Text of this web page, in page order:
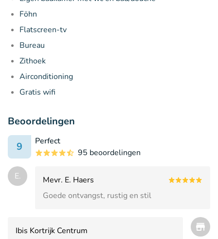
Föhn
Flatscreen-tv
Bureau
Zithoek
Airconditioning
Gratis wifi
Beoordelingen
9
Perfect
95 beoordelingen
E.
Mevr. E. Haers
Goede ontvangst, rustig en stil
Ibis Kortrijk Centrum